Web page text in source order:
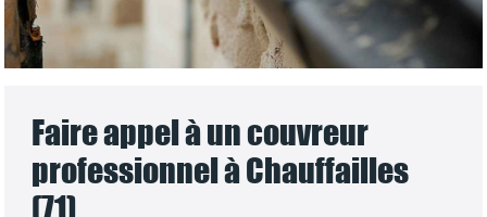
Faire appel à un couvreur
professionnel à Chauffailles
(71)